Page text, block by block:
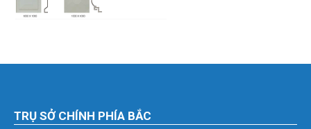
TRỤ SỞ CHÍNH PHÍA BẮC